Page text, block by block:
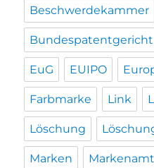
Beschwerdekammer
Bundespatentgericht
EuG EUIPO
Farbmarke Link
Löschung
Marken Markenamt